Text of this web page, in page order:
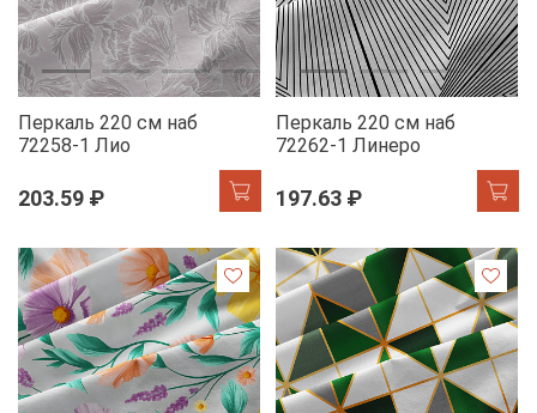
Перкаль 220 см наб
72258-1 Лио
203.59 ₽
Перкаль 220 см наб
72262-1 Линеро
197.63 ₽